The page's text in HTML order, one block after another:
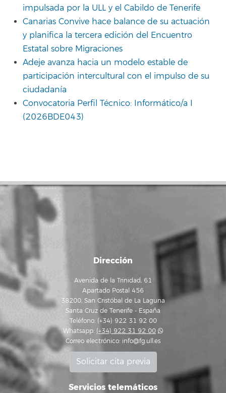
impulsada por la ULL y el Cabildo de Tenerife
Canarias Convive hace balance de su actuación
y planifica la tercera edición del Encuentro
Estatal sobre Migraciones
Adeje avanza hacia un modelo estable de
participación intercultural con el impulso de su
ciudadanía
Convocatoria Perfil Técnico: Informático/a I
(2026BDE043)
Dirección
Avenida de la Trinidad, 61
Apartado Postal 456
38200, San Cristóbal de La Laguna
Santa Cruz de Tenerife - España
Teléfono: (+34) 922 31 92 00
Whatsapp: (+34) 922 31 92 00
Correo electrónico: info@fg.ull.es
Solicitar cita previa
Servicios telemáticos